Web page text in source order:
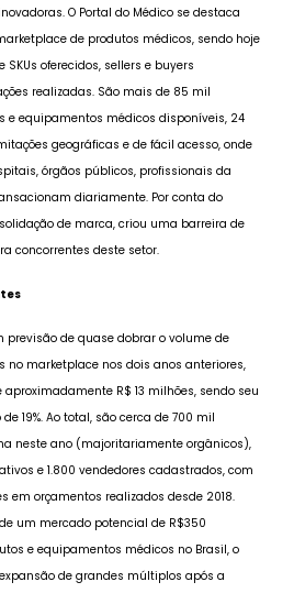
O Portal do Médico se destaca
de produtos médicos, sendo hoje
oferecidos, sellers e buyers
realizadas. São mais de 85 mil
e equipamentos médicos disponíveis, 24
geográficas e de fácil acesso, onde
órgãos públicos, profissionais da
diariamente. Por conta do
de marca, criou uma barreira de
concorrentes deste setor.
previsão de quase dobrar o volume de
no marketplace nos dois anos anteriores,
aproximadamente R$ 13 milhões, sendo seu
19%. Ao total, são cerca de 700 mil
neste ano (majoritariamente orgânicos),
e 1.800 vendedores cadastrados, com
em orçamentos realizados desde 2018.
um mercado potencial de R$350
e equipamentos médicos no Brasil, o
de grandes múltiplos após a